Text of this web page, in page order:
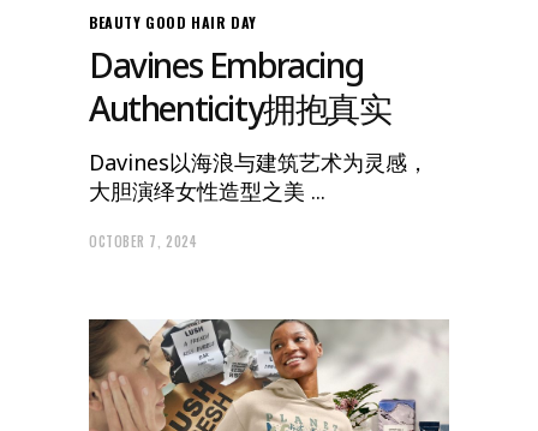
BEAUTY GOOD HAIR DAY
Davines Embracing
Authenticity拥抱真实
Davines以海浪与建筑艺术为灵感，
大胆演绎女性造型之美
OCTOBER 7, 2024